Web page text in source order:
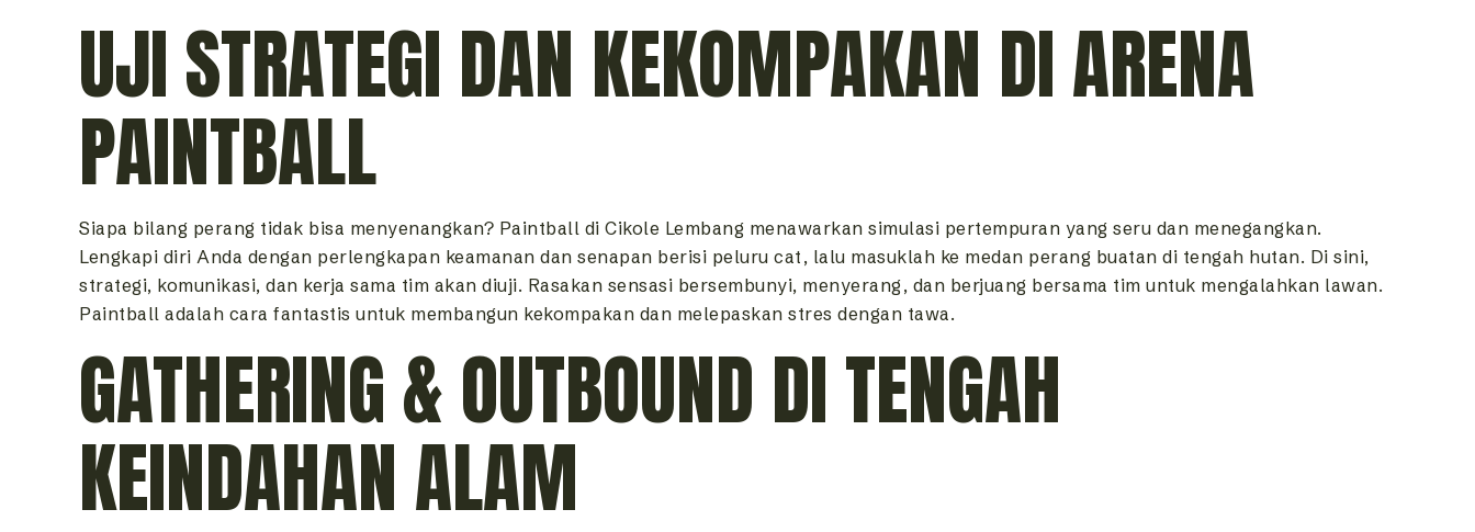
UJI STRATEGI DAN KEKOMPAKAN DI ARENA
PAINTBALL
Siapa bilang perang tidak bisa menyenangkan? Paintball di Cikole Lembang menawarkan simulasi pertempuran yang seru dan menegangkan.
Lengkapi diri Anda dengan perlengkapan keamanan dan senapan berisi peluru cat, lalu masuklah ke medan perang buatan di tengah hutan. Di sini,
strategi, komunikasi, dan kerja sama tim akan diuji. Rasakan sensasi bersembunyi, menyerang, dan berjuang bersama tim untuk mengalahkan lawan.
Paintball adalah cara fantastis untuk membangun kekompakan dan melepaskan stres dengan tawa.
GATHERING & OUTBOUND DI TENGAH
KEINDAHAN ALAM